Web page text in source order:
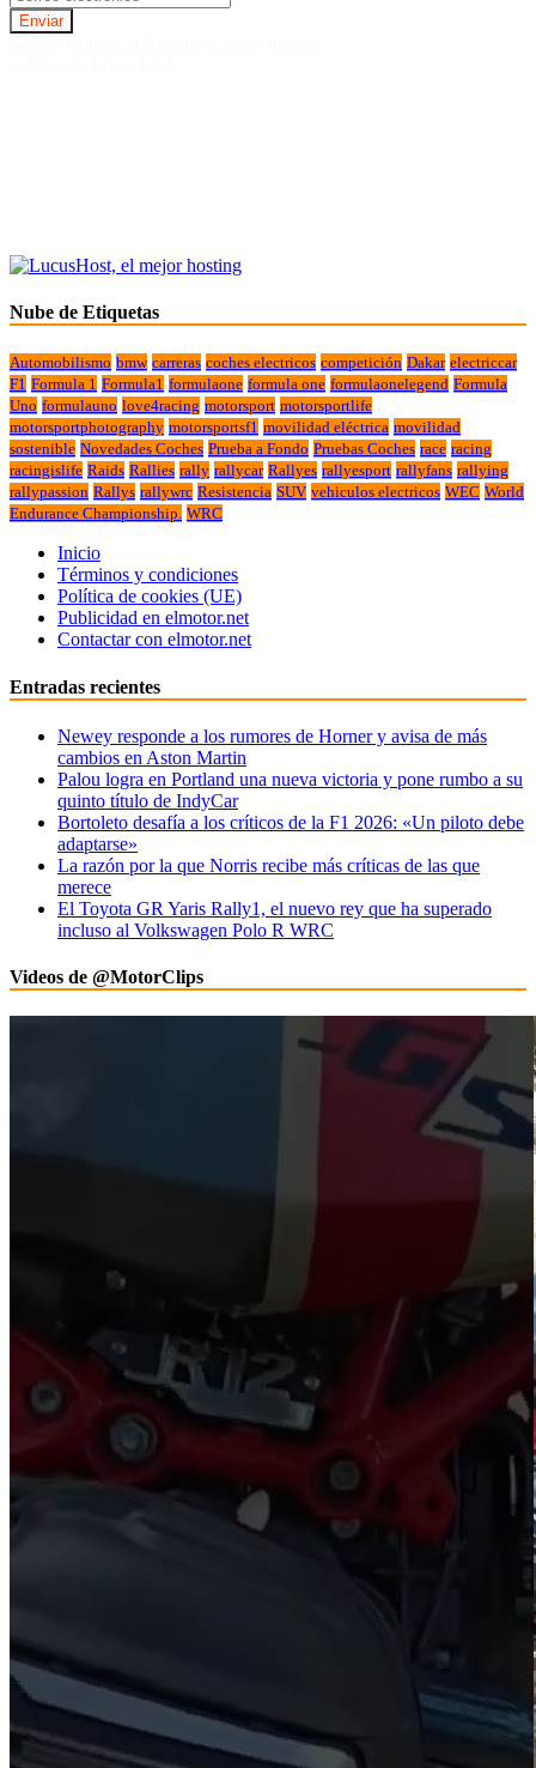
Nube de Etiquetas
Automobilismo bmw carreras coches electricos competición Dakar electriccar
F1 Formula 1 Formula1 formulaone formula one formulaonelegend Formula
Uno formulauno love4racing motorsport motorsportlife
motorsportphotography motorsportsf1 movilidad eléctrica movilidad
sostenible Novedades Coches Prueba a Fondo Pruebas Coches race racing
racingislife Raids Rallies rally rallycar Rallyes rallyesport rallyfans rallying
rallypassion Rallys rallywrc Resistencia SUV vehiculos electricos WEC World
Endurance Championship. WRC
Inicio
Términos y condiciones
Política de cookies (UE)
Publicidad en elmotor.net
Contactar con elmotor.net
Entradas recientes
Newey responde a los rumores de Horner y avisa de más
cambios en Aston Martin
Palou logra en Portland una nueva victoria y pone rumbo a su
quinto título de IndyCar
Bortoleto desafía a los críticos de la F1 2026: «Un piloto debe
adaptarse»
La razón por la que Norris recibe más críticas de las que
merece
El Toyota GR Yaris Rally1, el nuevo rey que ha superado
incluso al Volkswagen Polo R WRC
Videos de @MotorClips